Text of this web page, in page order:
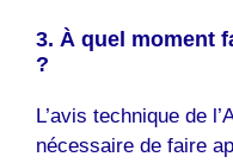
3. À quel moment
?
L’avis technique de
nécessaire de faire